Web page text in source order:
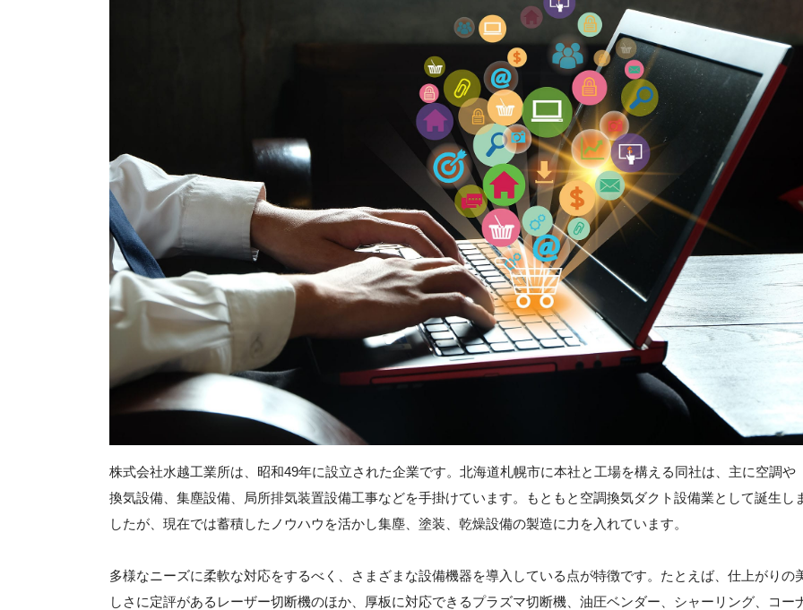
株式会社水越工業所は、昭和49年に設立された企業です。北海道札幌市に本社と工場を構える同社は、主に空調や
換気設備、集塵設備、局所排気装置設備工事などを手掛けています。もともと空調換気ダクト設備業として誕生し
したが、現在では蓄積したノウハウを活かし集塵、塗装、乾燥設備の製造に力を入れています。
多様なニーズに柔軟な対応をするべく、さまざまな設備機器を導入している点が特徴です。たとえば、仕上がりの
しさに定評があるレーザー切断機のほか、厚板に対応できるプラズマ切断機、油圧ベンダー、シャーリング、コー